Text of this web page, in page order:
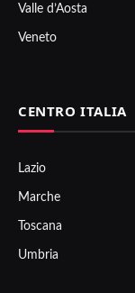
Valle d’Aosta
Veneto
CENTRO ITALIA
Lazio
Marche
Toscana
Umbria